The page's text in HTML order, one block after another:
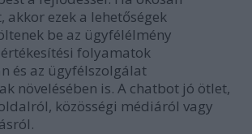
akkor ezek a lehetőségek
be az ügyfélélmény
folyamatok
és az ügyfélszolgálat
növelésében is. A chatbot jó ötlet,
közösségi médiáról vagy